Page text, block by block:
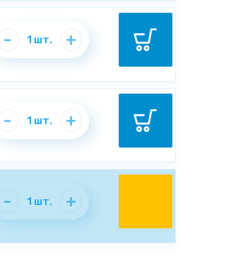
- 1 шт. +
- 1 шт. +
- 1 шт. +